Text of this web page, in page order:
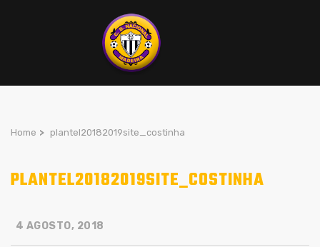
Home > plantel20182019site_costinha
PLANTEL20182019SITE_COSTINHA
4 AGOSTO, 2018